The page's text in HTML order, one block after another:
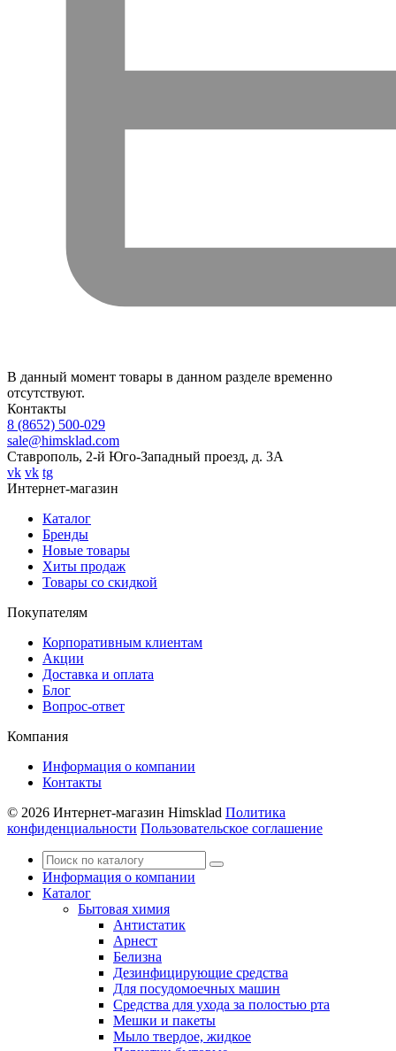
В данный момент товары в данном разделе временно
отсутствуют.
Контакты
8 (8652) 500-029
sale@himsklad.com
Ставрополь, 2-й Юго-Западный проезд, д. 3А
vk vk tg
Интернет-магазин
Каталог
Бренды
Новые товары
Хиты продаж
Товары со скидкой
Покупателям
Корпоративным клиентам
Акции
Доставка и оплата
Блог
Вопрос-ответ
Компания
Информация о компании
Контакты
© 2026 Интернет-магазин Himsklad Политика
конфиденциальности Пользовательское соглашение
Информация о компании
Каталог
Бытовая химия
Антистатик
Арнест
Белизна
Дезинфицирующие средства
Для посудомоечных машин
Средства для ухода за полостью рта
Мешки и пакеты
Мыло твердое, жидкое